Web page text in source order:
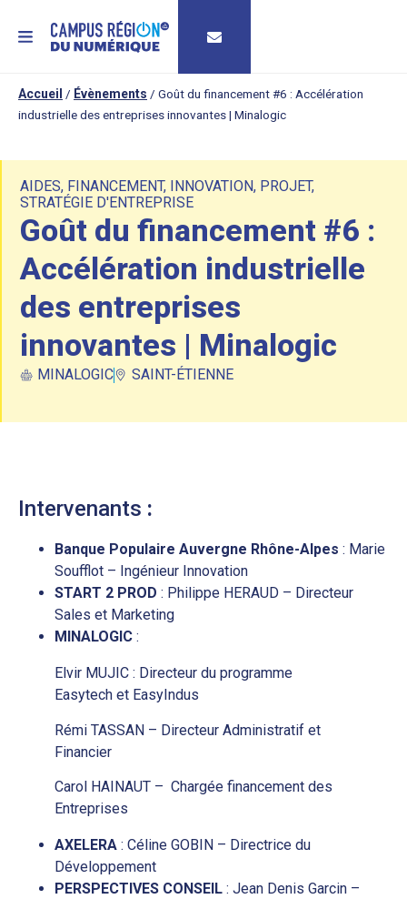
MENU
Accueil / Évènements / Goût du financement #6 : Accélération
industrielle des entreprises innovantes | Minalogic
AIDES, FINANCEMENT, INNOVATION, PROJET,
STRATÉGIE D'ENTREPRISE
Goût du financement #6 :
Accélération industrielle
des entreprises
innovantes | Minalogic
MINALOGIC SAINT-ÉTIENNE
Intervenants :
Banque Populaire Auvergne Rhône-Alpes : Marie
Soufflot – Ingénieur Innovation
START 2 PROD : Philippe HERAUD – Directeur
Sales et Marketing
MINALOGIC :
Elvir MUJIC : Directeur du programme
Easytech et EasyIndus
Rémi TASSAN – Directeur Administratif et
Financier
Carol HAINAUT – Chargée financement des
Entreprises
AXELERA : Céline GOBIN – Directrice du
Développement
PERSPECTIVES CONSEIL : Jean Denis Garcin –